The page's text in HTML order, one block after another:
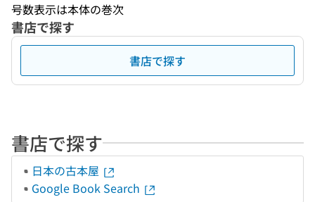
号数表示は本体の巻次
書店で探す
書店で探す
書店で探す
日本の古本屋
Google Book Search